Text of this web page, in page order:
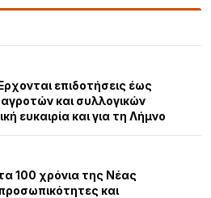
επιδοτήσεις έως
αγροτών και συλλογικών
ευκαιρία και για τη Λήμνο
100 χρόνια της Νέας
και